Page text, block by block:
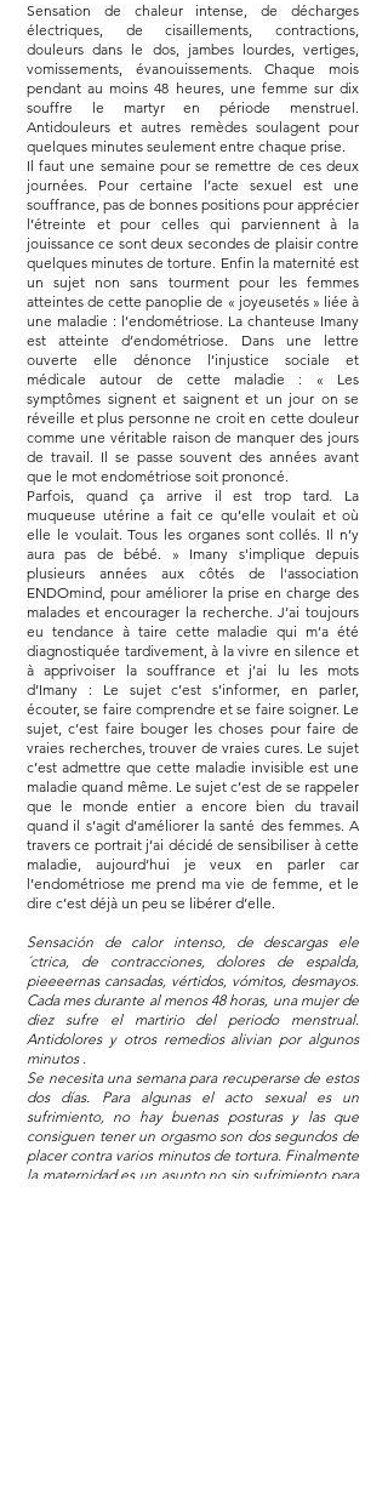
Sensation de chaleur intense, de décharges
électriques, de cisaillements, contractions,
douleurs dans le dos, jambes lourdes, vertiges,
vomissements, évanouissements. Chaque mois
pendant au moins 48 heures, une femme sur dix
souffre le martyr en période menstruel.
Antidouleurs et autres remèdes soulagent pour
quelques minutes seulement entre chaque prise.
Il faut une semaine pour se remettre de ces deux
journées. Pour certaine l’acte sexuel est une
souffrance, pas de bonnes positions pour apprécier
l’étreinte et pour celles qui parviennent à la
jouissance ce sont deux secondes de plaisir contre
quelques minutes de torture. Enfin la maternité est
un sujet non sans tourment pour les femmes
atteintes de cette panoplie de « joyeusetés » liée à
une maladie : l’endométriose. La chanteuse Imany
est atteinte d’endométriose. Dans une lettre
ouverte elle dénonce l’injustice sociale et
médicale autour de cette maladie : « Les
symptômes signent et saignent et un jour on se
réveille et plus personne ne croit en cette douleur
comme une véritable raison de manquer des jours
de travail. Il se passe souvent des années avant
que le mot endométriose soit prononcé.
Parfois, quand ça arrive il est trop tard. La
muqueuse utérine a fait ce qu’elle voulait et où
elle le voulait. Tous les organes sont collés. Il n’y
aura pas de bébé. » Imany s'implique depuis
plusieurs années aux côtés de l'association
ENDOmind, pour améliorer la prise en charge des
malades et encourager la recherche. J’ai toujours
eu tendance à taire cette maladie qui m’a été
diagnostiquée tardivement, à la vivre en silence et
à apprivoiser la souffrance et j’ai lu les mots
d’Imany : Le sujet c’est s’informer, en parler,
écouter, se faire comprendre et se faire soigner. Le
sujet, c’est faire bouger les choses pour faire de
vraies recherches, trouver de vraies cures. Le sujet
c’est admettre que cette maladie invisible est une
maladie quand même. Le sujet c’est de se rappeler
que le monde entier a encore bien du travail
quand il s’agit d’améliorer la santé des femmes. A
travers ce portrait j’ai décidé de sensibiliser à cette
maladie, aujourd’hui je veux en parler car
l’endométriose me prend ma vie de femme, et le
dire c’est déjà un peu se libérer d’elle.
Sensación de calor intenso, de descargas ele
´ctrica, de contracciones, dolores de espalda,
pieeeernas cansadas, vértidos, vómitos, desmayos.
Cada mes durante al menos 48 horas, una mujer de
diez sufre el martirio del periodo menstrual.
Antidolores y otros remedios alivian por algunos
minutos .
Se necesita una semana para recuperarse de estos
dos días. Para algunas el acto sexual es un
sufrimiento, no hay buenas posturas y las que
consiguen tener un orgasmo son dos segundos de
placer contra varios minutos de tortura. Finalmente
la maternidad es un asunto no sin sufrimiento para